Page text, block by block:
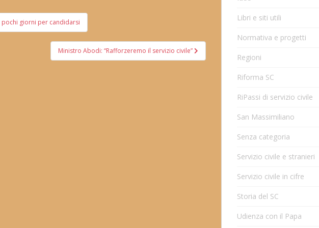
giorni per candidarsi
Ministro Abodi: “Rafforzeremo il servizio civile”
Libri e siti utili
Normativa e progetti
Regioni
Riforma SC
RiPassi di servizio civile
San Massimiliano
Senza categoria
Servizio civile e stranieri
Servizio civile in cifre
Storia del SC
Udienza con il Papa